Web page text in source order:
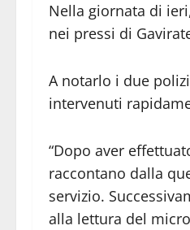
Nella giornata di
nei pressi di
A notarlo i due
intervenuti
“Dopo aver
raccontano dalla
servizio.
alla lettura del